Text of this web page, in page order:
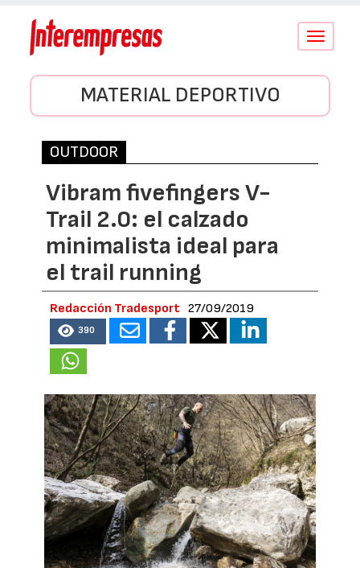
Conmutar
MATERIAL DEPORTIVO
OUTDOOR
Vibram fivefingers V-
Trail 2.0: el calzado
minimalista ideal para
el trail running
Redacción Tradesport 27/09/2019
390